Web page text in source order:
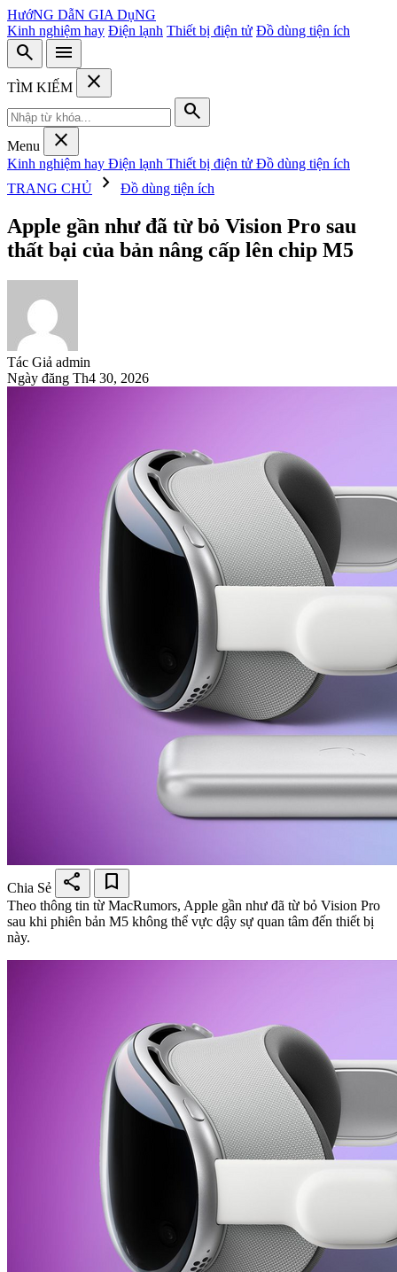
HướNG DẫN GIA DụNG
Kinh nghiệm hay Điện lạnh Thiết bị điện tử Đồ dùng tiện ích
search menu
TÌM KIẾM
close
search
Menu close
Kinh nghiệm hay Điện lạnh Thiết bị điện tử Đồ dùng tiện ích
TRANG CHỦ
chevron_right Đồ dùng tiện ích
Apple gần như đã từ bỏ Vision Pro sau
thất bại của bản nâng cấp lên chip M5
Tác Giả admin
Ngày đăng Th4 30, 2026
Chia Sẻ share bookmark
Theo thông tin từ MacRumors, Apple gần như đã từ bỏ Vision Pro
sau khi phiên bản M5 không thể vực dậy sự quan tâm đến thiết bị
này.